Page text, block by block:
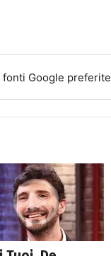
fonti Google preferite